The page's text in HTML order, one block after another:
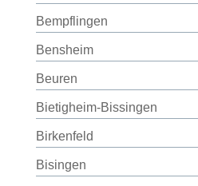
Bempflingen
Bensheim
Beuren
Bietigheim-Bissingen
Birkenfeld
Bisingen